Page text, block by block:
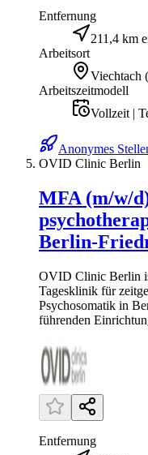
Entfernung
211,4 km
Arbeitsort
Viechtach (
Arbeitszeitmodell
Vollzeit |
Anonymes
OVID Clinic Berlin
MFA (m/w/
Berlin-
OVID Clinic Berlin
Tagesklinik für
Psychosomatik in
führenden
Entfernung